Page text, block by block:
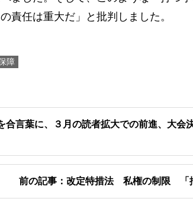
責任は重大だ」と批判しました。
障
合言葉に、３月の読者拡大での前進、大会
前の記事：改定特措法 私権の制限 「